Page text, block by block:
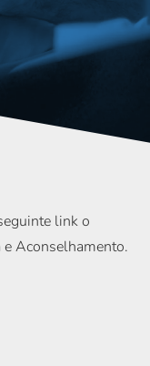
link o
Aconselhamento.